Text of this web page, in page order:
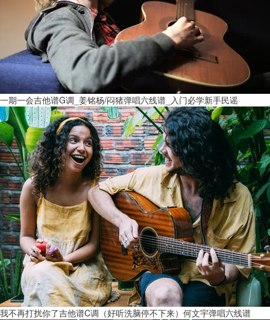
一期一会吉他谱G调_姜铭杨/闷猪弹唱六线谱_入门必学新手民谣
我不再打扰你了吉他谱C调（好听洗脑停不下来）何文宇弹唱六线谱